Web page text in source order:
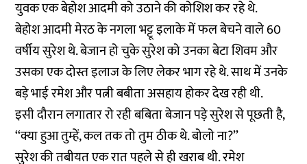
युवक एक बेहोश आदमी को उठाने की कोशिश कर रहे थे.
बेहोश आदमी मेरठ के नगला भट्टू इलाके में फल बेचने वाले 60
वर्षीय सुरेश थे. बेजान हो चुके सुरेश को उनका बेटा शिवम और
उसका एक दोस्त इलाज के लिए लेकर भाग रहे थे. साथ में उनके
बड़े भाई रमेश और पत्नी बबीता असहाय होकर देख रही थी.
इसी दौरान लगातार रो रही बबिता बेजान पड़े सुरेश से पूछती है,
‘‘क्या हुआ तुम्हें, कल तक तो तुम ठीक थे. बोलो ना?’’
सुरेश की तबीयत एक रात पहले से ही खराब थी. रमेश